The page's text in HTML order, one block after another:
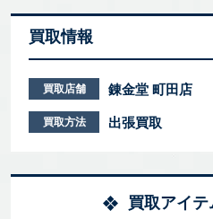
買取情報
買取店舗 錬金堂 町田店
買取方法 出張買取
買取アイ